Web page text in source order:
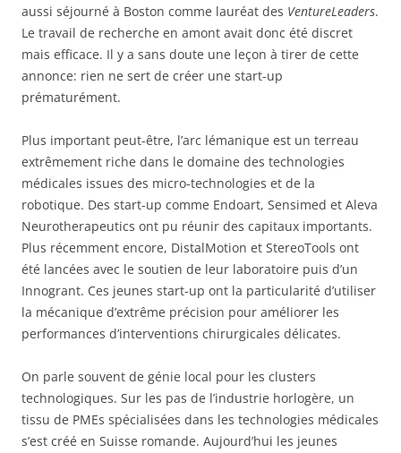
aussi séjourné à Boston comme lauréat des VentureLeaders.
Le travail de recherche en amont avait donc été discret
mais efficace. Il y a sans doute une leçon à tirer de cette
annonce: rien ne sert de créer une start-up
prématurément.
Plus important peut-être, l’arc lémanique est un terreau
extrêmement riche dans le domaine des technologies
médicales issues des micro-technologies et de la
robotique. Des start-up comme Endoart, Sensimed et Aleva
Neurotherapeutics ont pu réunir des capitaux importants.
Plus récemment encore, DistalMotion et StereoTools ont
été lancées avec le soutien de leur laboratoire puis d’un
Innogrant. Ces jeunes start-up ont la particularité d’utiliser
la mécanique d’extrême précision pour améliorer les
performances d’interventions chirurgicales délicates.
On parle souvent de génie local pour les clusters
technologiques. Sur les pas de l’industrie horlogère, un
tissu de PMEs spécialisées dans les technologies médicales
s’est créé en Suisse romande. Aujourd’hui les jeunes